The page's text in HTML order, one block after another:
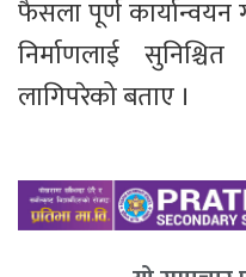
फैसला पूर्ण कार्यान्वयन
निर्माणलाई
लागिपरेको बताए ।